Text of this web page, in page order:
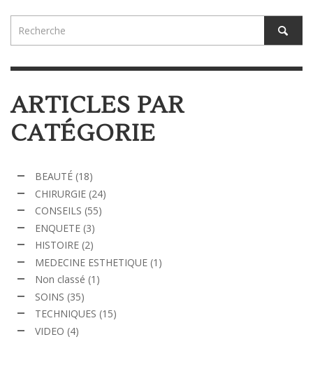
ARTICLES PAR
CATÉGORIE
BEAUTÉ (18)
CHIRURGIE (24)
CONSEILS (55)
ENQUETE (3)
HISTOIRE (2)
MEDECINE ESTHETIQUE (1)
Non classé (1)
SOINS (35)
TECHNIQUES (15)
VIDEO (4)